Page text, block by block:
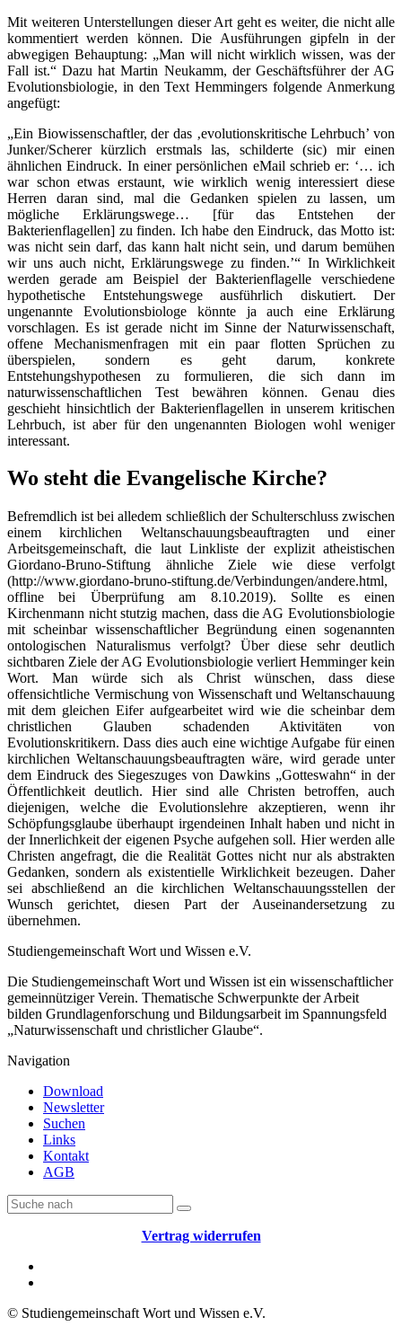
Mit weiteren Unterstellungen dieser Art geht es weiter, die nicht alle
kommentiert werden können. Die Ausführungen gipfeln in der
abwegigen Behauptung: „Man will nicht wirklich wissen, was der
Fall ist.“ Dazu hat Martin Neukamm, der Geschäftsführer der AG
Evolutionsbiologie, in den Text Hemmingers folgende Anmerkung
angefügt:
„Ein Biowissenschaftler, der das ‚evolutionskritische Lehrbuch’ von
Junker/Scherer kürzlich erstmals las, schilderte (sic) mir einen
ähnlichen Eindruck. In einer persönlichen eMail schrieb er: ‘… ich
war schon etwas erstaunt, wie wirklich wenig interessiert diese
Herren daran sind, mal die Gedanken spielen zu lassen, um
mögliche Erklärungswege… [für das Entstehen der
Bakterienflagellen] zu finden. Ich habe den Eindruck, das Motto ist:
was nicht sein darf, das kann halt nicht sein, und darum bemühen
wir uns auch nicht, Erklärungswege zu finden.’“ In Wirklichkeit
werden gerade am Beispiel der Bakterienflagelle verschiedene
hypothetische Entstehungswege ausführlich diskutiert. Der
ungenannte Evolutionsbiologe könnte ja auch eine Erklärung
vorschlagen. Es ist gerade nicht im Sinne der Naturwissenschaft,
offene Mechanismenfragen mit ein paar flotten Sprüchen zu
überspielen, sondern es geht darum, konkrete
Entstehungshypothesen zu formulieren, die sich dann im
naturwissenschaftlichen Test bewähren können. Genau dies
geschieht hinsichtlich der Bakterienflagellen in unserem kritischen
Lehrbuch, ist aber für den ungenannten Biologen wohl weniger
interessant.
Wo steht die Evangelische Kirche?
Befremdlich ist bei alledem schließlich der Schulterschluss zwischen
einem kirchlichen Weltanschauungsbeauftragten und einer
Arbeitsgemeinschaft, die laut Linkliste der explizit atheistischen
Giordano-Bruno-Stiftung ähnliche Ziele wie diese verfolgt
(http://www.giordano-bruno-stiftung.de/Verbindungen/andere.html,
offline bei Überprüfung am 8.10.2019). Sollte es einen
Kirchenmann nicht stutzig machen, dass die AG Evolutionsbiologie
mit scheinbar wissenschaftlicher Begründung einen sogenannten
ontologischen Naturalismus verfolgt? Über diese sehr deutlich
sichtbaren Ziele der AG Evolutionsbiologie verliert Hemminger kein
Wort. Man würde sich als Christ wünschen, dass diese
offensichtliche Vermischung von Wissenschaft und Weltanschauung
mit dem gleichen Eifer aufgearbeitet wird wie die scheinbar dem
christlichen Glauben schadenden Aktivitäten von
Evolutionskritikern. Dass dies auch eine wichtige Aufgabe für einen
kirchlichen Weltanschauungsbeauftragten wäre, wird gerade unter
dem Eindruck des Siegeszuges von Dawkins „Gotteswahn“ in der
Öffentlichkeit deutlich. Hier sind alle Christen betroffen, auch
diejenigen, welche die Evolutionslehre akzeptieren, wenn ihr
Schöpfungsglaube überhaupt irgendeinen Inhalt haben und nicht in
der Innerlichkeit der eigenen Psyche aufgehen soll. Hier werden alle
Christen angefragt, die die Realität Gottes nicht nur als abstrakten
Gedanken, sondern als existentielle Wirklichkeit bezeugen. Daher
sei abschließend an die kirchlichen Weltanschauungsstellen der
Wunsch gerichtet, diesen Part der Auseinandersetzung zu
übernehmen.
Studiengemeinschaft Wort und Wissen e.V.
Die Studiengemeinschaft Wort und Wissen ist ein wissenschaftlicher
gemeinnütziger Verein. Thematische Schwerpunkte der Arbeit
bilden Grundlagenforschung und Bildungsarbeit im Spannungsfeld
„Naturwissenschaft und christlicher Glaube“.
Navigation
Download
Newsletter
Suchen
Links
Kontakt
AGB
Vertrag widerrufen
© Studiengemeinschaft Wort und Wissen e.V.